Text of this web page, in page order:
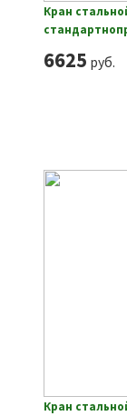
Кран
6625 руб.
Кран